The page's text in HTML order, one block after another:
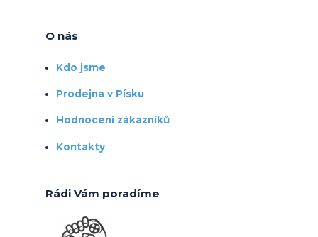
O nás
Kdo jsme
Prodejna v Písku
Hodnocení zákazníků
Kontakty
Rádi Vám poradíme